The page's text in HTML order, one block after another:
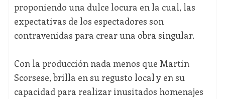
proponiendo una dulce locura en la cual, las
expectativas de los espectadores son
contravenidas para crear una obra singular.
Con la producción nada menos que Martin
Scorsese, brilla en su regusto local y en su
capacidad para realizar inusitados homenajes